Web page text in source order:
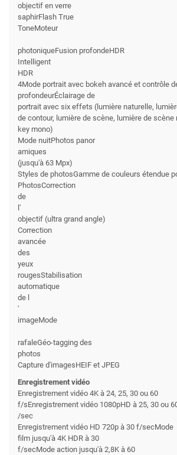
objectif en verre
saphirFlash True
ToneMoteur
photoniqueFusion profondeHDR
Intelligent
HDR
4Mode portrait avec bokeh avancé et contrôle
profondeurÉclairage de
portrait avec six effets (lumière naturelle,
de contour, lumière de scène, lumière de
key mono)
Mode nuitPhotos panor
amiques
(jusqu'à 63 Mpx)
Styles de photosGamme de couleurs étendue
PhotosCorrection
de
l'
objectif (ultra grand angle)
Correction
avancée
des
yeux
rougesStabilisation
automatique
de l
'
imageMode
rafaleGéo-tagging des
photos
Capture d'imagesHEIF et JPEG
Enregistrement vidéo
Enregistrement vidéo 4K à 24, 25, 30 ou 60
f/sEnregistrement vidéo 1080pHD à 25, 30 ou
/sec
Enregistrement vidéo HD 720p à 30 f/secMode
film jusqu'à 4K HDR à 30
f/secMode action jusqu'à 2,8K à 60